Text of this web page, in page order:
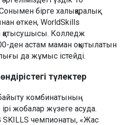
бірге халықаралық
өткен, WorldSkills
қатысушысы. Колледж
ден астам маман оқытылатын
да жұмыс істейді.
түлектер
комбинатының
жобалар жүзеге асуда.
SKILLS чемпионаты, «Жас